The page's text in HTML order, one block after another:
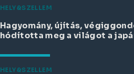
HELY&SZELLEM
Hagyomány, újítás,
hódította meg a világot a
HELY&SZELLEM